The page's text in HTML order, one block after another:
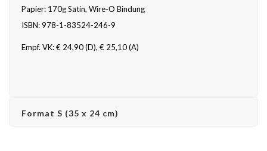
Papier: 170g Satin, Wire-O Bindung
ISBN: 978-1-83524-246-9
Empf. VK: € 24,90 (D), € 25,10 (A)
Format S (35 x 24 cm)